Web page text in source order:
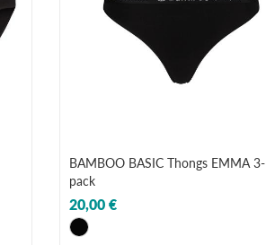
BAMBOO BASIC Thongs EMMA 3-
pack
20,00 €